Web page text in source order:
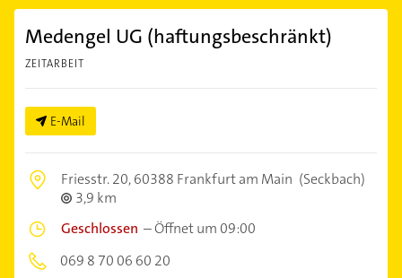
Medengel UG (haftungsbeschränkt)
ZEITARBEIT
E-Mail
Friesstr. 20,60388 Frankfurt am Main (Seckbach)
3,9 km
Geschlossen –Öffnet um 09:00
069 8 70 06 60 20